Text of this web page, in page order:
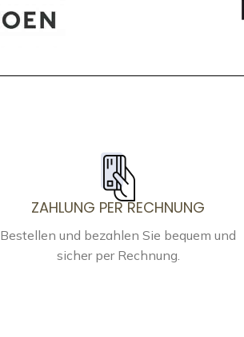
ZAHLUNG PER RECHNUNG
Bestellen und bezahlen Sie bequem und
sicher per Rechnung.